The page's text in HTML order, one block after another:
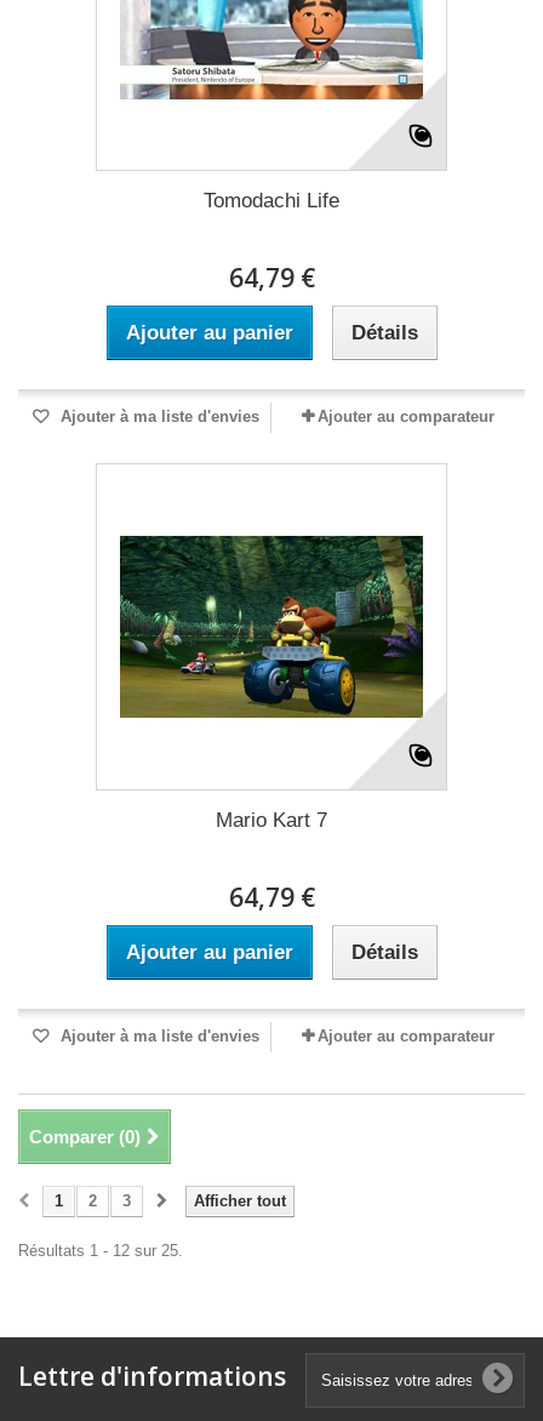
Tomodachi Life
64,79 €
Ajouter au panier Détails
Ajouter à ma liste d'envies Ajouter au comparateur
Mario Kart 7
64,79 €
Ajouter au panier Détails
Ajouter à ma liste d'envies Ajouter au comparateur
Comparer (0)
Afficher tout
1 2 3
Résultats 1 - 12 sur 25.
Lettre d'informations